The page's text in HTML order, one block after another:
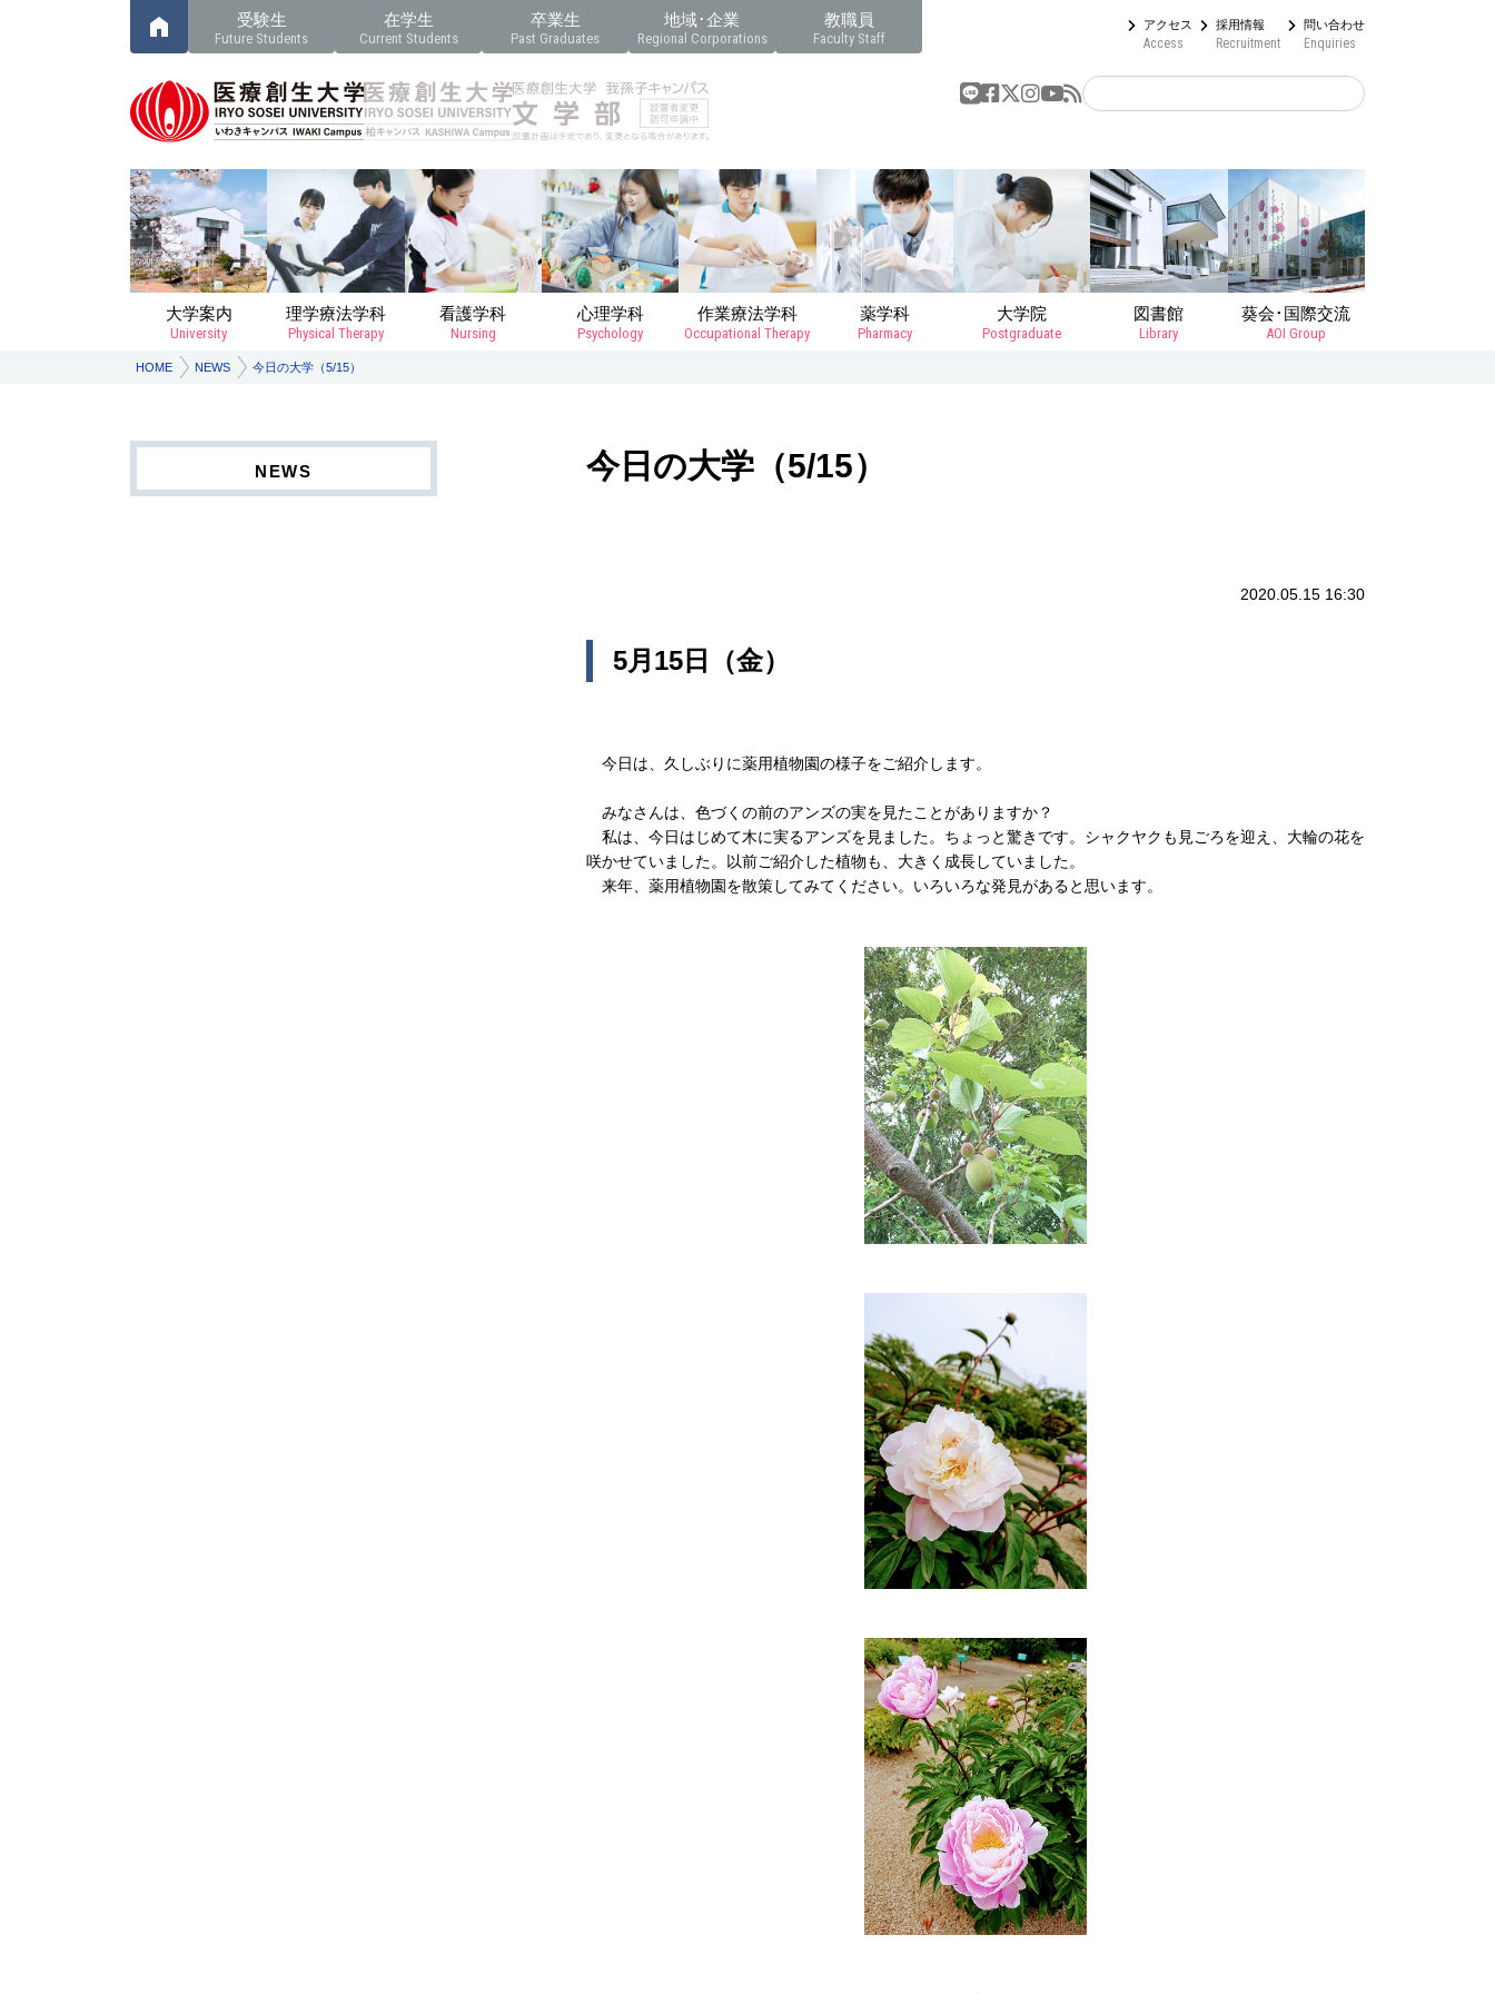
受験生
Future Students
在学生
Current Students
卒業生
Past Graduates
地域･企業
Regional Corporations
教職員
Faculty Staff
アクセス
Access
採用情報
Recruitment
問い合わせ
Enquiries
大学案内
University
理学療法学科
Physical Therapy
看護学科
Nursing
心理学科
Psychology
作業療法学科
Occupational Therapy
薬学科
Pharmacy
大学院
Postgraduate
図書館
Library
葵会･国際交流
AOI Group
HOME NEWS 今日の大学（5/15）
今日の大学（5/15）
2020.05.15 16:30
5月15日（金）
今日は、久しぶりに薬用植物園の様子をご紹介します。
みなさんは、色づくの前のアンズの実を見たことがありますか？
私は、今日はじめて木に実るアンズを見ました。ちょっと驚きです。シャクヤクも見ごろを迎え、大輪の花を
咲かせていました。以前ご紹介した植物も、大きく成長していました。
来年、薬用植物園を散策してみてください。いろいろな発見があると思います。
NEWS